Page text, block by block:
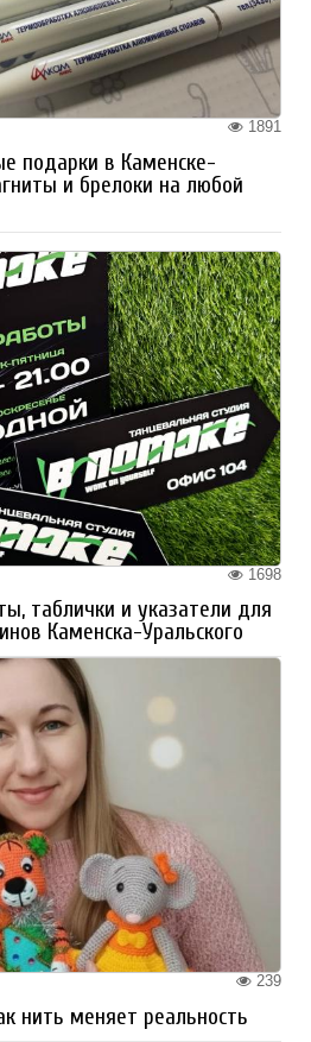
1891
подарки в Каменске-
и брелоки на любой
1698
таблички и указатели для
Каменска-Уральского
239
нить меняет реальность